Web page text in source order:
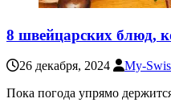
8 швейцарских блюд,
26 декабря, 2024 My-
Пока погода упрямо